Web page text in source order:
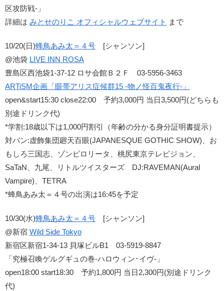
区攻防戦-」
詳細は みとせのりこ オフィシャルウェブサイト まで
10/20(日)蜂鳥あみ太＝４号 [シャンソン]
@池袋 LIVE INN ROSA
豊島区西池袋1-37-12 ロサ会館Ｂ２Ｆ 03-5956-3463
ARTiSM企画「眼帯アリス症候群15 -物ノ怪百鬼夜行-」
open&start15:30 close22:00 予約3,000円 当日3,500円(どちらも
別途ドリンク代)
*学割:18歳以下は1,000円割引（年齢の分かる身分証明書提示）
対バン:虚飾集団廻天百眼(JAPANESQUE GOTHIC SHOW)、お
もしろ三国志、ゾンビロリータ、桃尻東京テレビジョン、
SaTaN、九尾、リトルツイスターズ DJ:RAVEMAN(Aural
Vampire)、TETRA
*蜂鳥あみ太＝４号の出演は16:45を予定
10/30(水)蜂鳥あみ太＝４号 [シャンソン]
@新宿 Wild Side Tokyo
新宿区新宿1-34-13 貝塚ビルB1 03-5919-8847
「究極召喚ゲルグギュの巻-ハロウィン･イヴ-」
open18:00 start18:30 予約1,800円 当日2,300円(別途ドリンク
代)